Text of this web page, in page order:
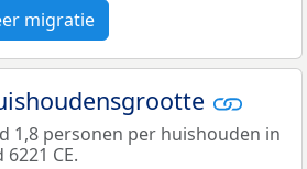
migratie
1,8 personen per huishouden in
CE.